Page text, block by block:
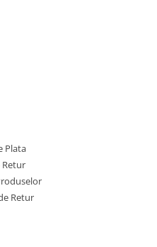
Plata
Retur
Retur